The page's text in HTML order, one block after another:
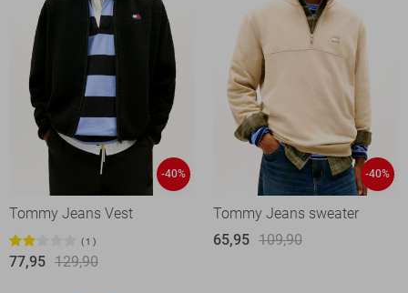
-40%
Tommy Jeans Vest
1
77,95 129,90
-40%
Tommy Jeans sweater
65,95 109,90